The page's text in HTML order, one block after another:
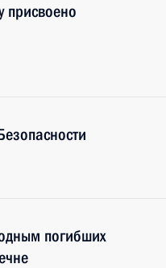
присвоено
погибших